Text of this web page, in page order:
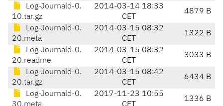
Log-Journald-0.
10.tar.gz
2014-03-14 18:33
CET
4879 B
Log-Journald-0.
20.meta
2014-03-15 08:32
CET
1322 B
Log-Journald-0.
20.readme
2014-03-15 08:32
CET
3033 B
Log-Journald-0.
20.tar.gz
2014-03-15 08:42
CET
6434 B
Log-Journald-0.
2017-11-23 10:55
1336 B